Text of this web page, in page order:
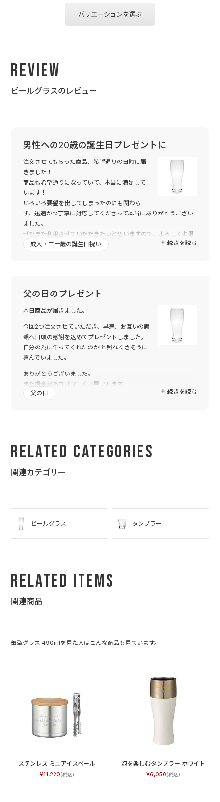
バリエーションを選ぶ
Review
ビールグラスのレビュー
男性への20歳の誕生日プレゼントに
注文させてもらった商品、希望通りの日時に届
きました！
商品も希望通りになっていて、本当に満足して
います！
いろいろ要望を出してしまったのにも関わら
ず、迅速かつ丁寧に対応してくださって本当にありがとうござい
ました。
ぜひまた利用させていただきたいと思いますので、よろしくお願
いいたします！
続きを読む
成人・二十歳の誕生日祝い
父の日のプレゼント
本日商品が届きました。
今回2つ注文させていただき、早速、お互いの両
親へ日頃の感謝を込めてプレゼントしました。
自分の為に作ってくれたのか!と照れくさそうに
喜んでいました。
ありがとうございました。
また機会があれば宜しくお願いします。
続きを読む
父の日
Related Categories
関連カテゴリー
ビールグラス タンブラー
Related Items
関連商品
缶型グラス 490mlを見た人はこんな商品も見ています。
ステンレス ミニアイスペール
11,220
泡を楽しむタンブラー ホワイト
6,050